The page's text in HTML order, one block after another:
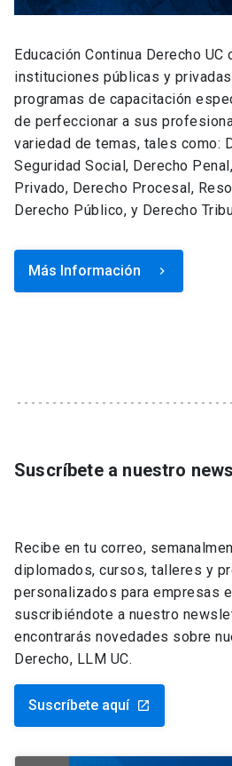
Educación Continua Derecho
instituciones públicas y
programas de capacitación
de perfeccionar a sus
variedad de temas, tales como:
Seguridad Social, Derecho
Privado, Derecho Procesal,
Derecho Público, y Derecho
Más Información keyboard_arrow_right
Suscríbete a nuestro
Recibe en tu correo,
diplomados, cursos, talleres y
personalizados para empresas
suscribiéndote a nuestro
encontrarás novedades sobre
Derecho, LLM UC.
Suscríbete aquí launch